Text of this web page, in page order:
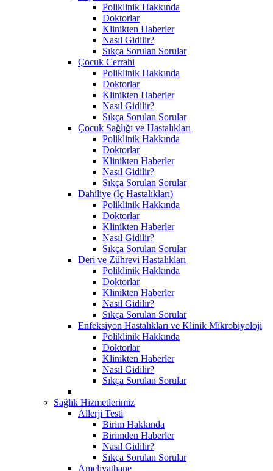
Poliklinik Hakkında
Doktorlar
Klinikten Haberler
Nasıl Gidilir?
Sıkça Sorulan Sorular
Çocuk Cerrahi
Poliklinik Hakkında
Doktorlar
Klinikten Haberler
Nasıl Gidilir?
Sıkça Sorulan Sorular
Çocuk Sağlığı ve Hastalıkları
Poliklinik Hakkında
Doktorlar
Klinikten Haberler
Nasıl Gidilir?
Sıkça Sorulan Sorular
Dahiliye (İç Hastalıkları)
Poliklinik Hakkında
Doktorlar
Klinikten Haberler
Nasıl Gidilir?
Sıkça Sorulan Sorular
Deri ve Zührevi Hastalıkları
Poliklinik Hakkında
Doktorlar
Klinikten Haberler
Nasıl Gidilir?
Sıkça Sorulan Sorular
Enfeksiyon Hastalıkları ve Klinik Mikrobiyoloji
Poliklinik Hakkında
Doktorlar
Klinikten Haberler
Nasıl Gidilir?
Sıkça Sorulan Sorular
Sağlık Hizmetlerimiz
Allerji Testi
Birim Hakkında
Birimden Haberler
Nasıl Gidilir?
Sıkça Sorulan Sorular
Ameliyathane